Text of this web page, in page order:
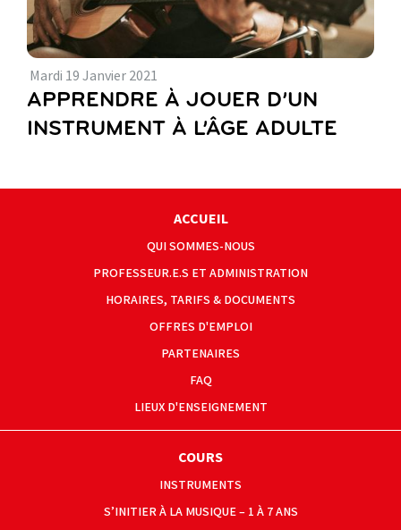
Mardi 19 Janvier 2021
APPRENDRE À JOUER D’UN
INSTRUMENT À L’ÂGE ADULTE
ACCUEIL
QUI SOMMES-NOUS
PROFESSEUR.E.S ET ADMINISTRATION
HORAIRES, TARIFS & DOCUMENTS
OFFRES D'EMPLOI
PARTENAIRES
FAQ
LIEUX D'ENSEIGNEMENT
COURS
INSTRUMENTS
S’INITIER À LA MUSIQUE – 1 À 7 ANS